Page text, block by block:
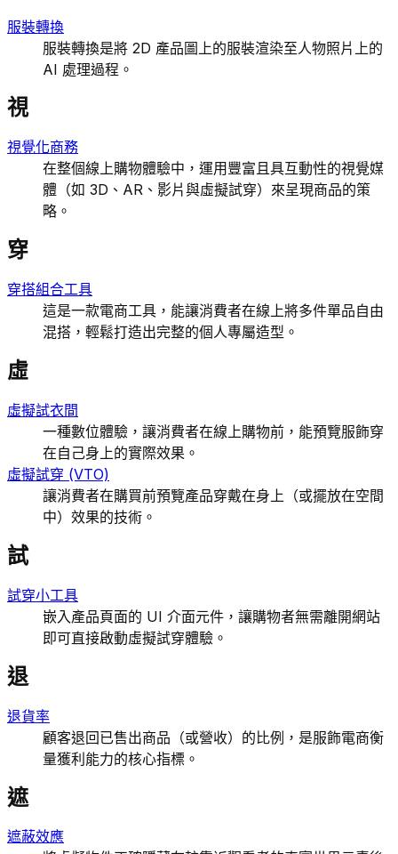
服裝轉換
服裝轉換是將 2D 產品圖上的服裝渲染至人物照片上的
AI 處理過程。
視
視覺化商務
在整個線上購物體驗中，運用豐富且具互動性的視覺媒
體（如 3D、AR、影片與虛擬試穿）來呈現商品的策
略。
穿
穿搭組合工具
這是一款電商工具，能讓消費者在線上將多件單品自由
混搭，輕鬆打造出完整的個人專屬造型。
虛
虛擬試衣間
一種數位體驗，讓消費者在線上購物前，能預覽服飾穿
在自己身上的實際效果。
虛擬試穿 (VTO)
讓消費者在購買前預覽產品穿戴在身上（或擺放在空間
中）效果的技術。
試
試穿小工具
嵌入產品頁面的 UI 介面元件，讓購物者無需離開網站
即可直接啟動虛擬試穿體驗。
退
退貨率
顧客退回已售出商品（或營收）的比例，是服飾電商衡
量獲利能力的核心指標。
遮
遮蔽效應